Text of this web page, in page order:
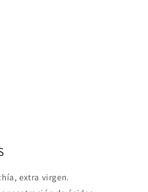
extra virgen.